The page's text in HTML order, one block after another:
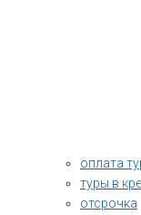
оплата
туры в
отсрочка